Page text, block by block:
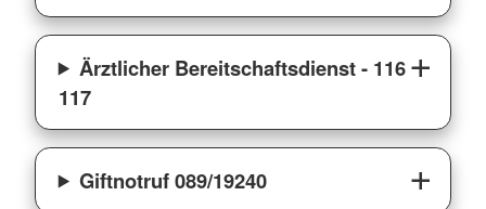
Ärztlicher Bereitschaftsdienst - 116
117
Giftnotruf 089/19240